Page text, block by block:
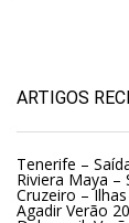
ARTIGOS
Tenerife –
Riviera Maya –
Cruzeiro –
Agadir Verão